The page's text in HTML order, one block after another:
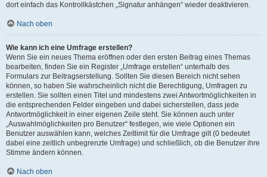
dort einfach das Kontrollkästchen „Signatur anhängen“ wieder deaktivieren.
Nach oben
Wie kann ich eine Umfrage erstellen?
Wenn Sie ein neues Thema eröffnen oder den ersten Beitrag eines Themas
bearbeiten, finden Sie ein Register „Umfrage erstellen“ unterhalb des
Formulars zur Beitragserstellung. Sollten Sie diesen Bereich nicht sehen
können, so haben Sie wahrscheinlich nicht die Berechtigung, Umfragen zu
erstellen. Sie sollten einen Titel und mindestens zwei Antwortmöglichkeiten in
die entsprechenden Felder eingeben und dabei sicherstellen, dass jede
Antwortmöglichkeit in einer eigenen Zeile steht. Sie können auch unter
„Auswahlmöglichkeiten pro Benutzer“ festlegen, wie viele Optionen ein
Benutzer auswählen kann, welches Zeitlimit für die Umfrage gilt (0 bedeutet
dabei eine zeitlich unbegrenzte Umfrage) und schließlich, ob die Benutzer ihre
Stimme ändern können.
Nach oben